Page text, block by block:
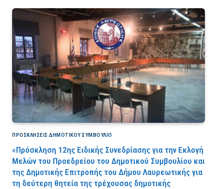
ΠΡΟΣΚΛΉΣΕΙΣ ΔΗΜΟΤΙΚΟΎ ΣΥΜΒΟΎΛΙΟ
«Πρόσκληση 12ης Ειδικής Συνεδρίασης για την Εκλογή
Μελών του Προεδρείου του Δημοτικού Συμβουλίου και
της Δημοτικής Επιτροπής του Δήμου Λαυρεωτικής για
τη δεύτερη θητεία της τρέχουσας δημοτικής